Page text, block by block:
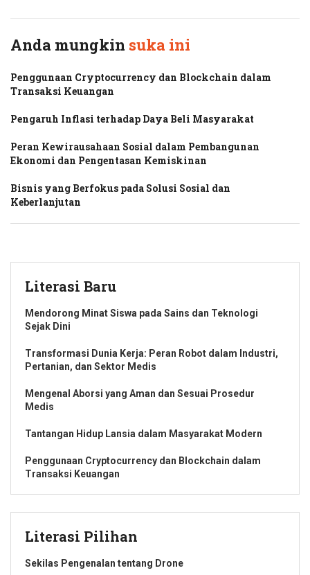
Anda mungkin suka ini
Penggunaan Cryptocurrency dan Blockchain dalam
Transaksi Keuangan
Pengaruh Inflasi terhadap Daya Beli Masyarakat
Peran Kewirausahaan Sosial dalam Pembangunan
Ekonomi dan Pengentasan Kemiskinan
Bisnis yang Berfokus pada Solusi Sosial dan
Keberlanjutan
Literasi Baru
Mendorong Minat Siswa pada Sains dan Teknologi
Sejak Dini
Transformasi Dunia Kerja: Peran Robot dalam Industri,
Pertanian, dan Sektor Medis
Mengenal Aborsi yang Aman dan Sesuai Prosedur
Medis
Tantangan Hidup Lansia dalam Masyarakat Modern
Penggunaan Cryptocurrency dan Blockchain dalam
Transaksi Keuangan
Literasi Pilihan
Sekilas Pengenalan tentang Drone